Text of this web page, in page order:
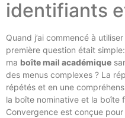
identifiants
Quand j’ai commencé à
première question était
ma boîte mail académique
des menus complexes ? La
répétés et en une
la boîte nominative et la boîte
Convergence est conçue